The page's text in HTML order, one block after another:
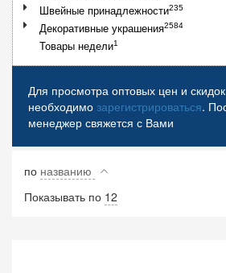
Швейные принадлежности235
Декоративные украшения2584
Товары недели1
Для просмотра оптовых цен и
необходимо зарегистрироваться.
менеджер свяжется с Вами
по названию
Показывать по 12